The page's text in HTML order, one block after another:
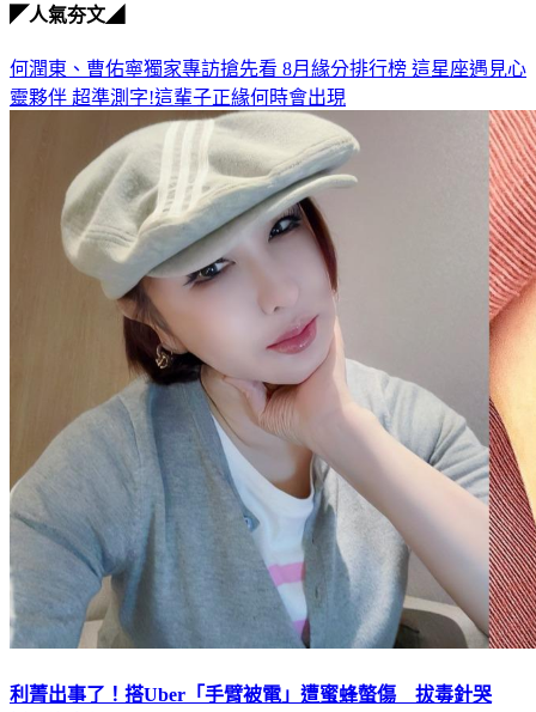
◤人氣夯文◢
何潤東、曹佑寧獨家專訪搶先看 8月緣分排行榜 這星座遇見心
靈夥伴 超準測字!這輩子正緣何時會出現
利菁出事了！搭Uber「手臂被電」遭蜜蜂螫傷 拔毒針哭